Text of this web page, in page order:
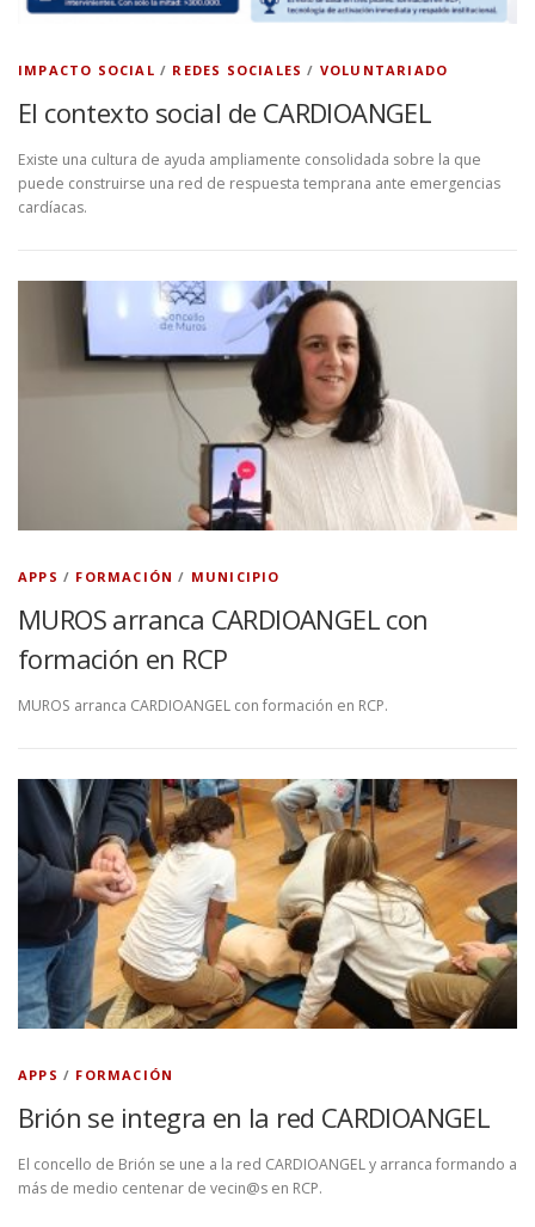
a
d
e
s
IMPACTO SOCIAL / REDES SOCIALES / VOLUNTARIADO
El contexto social de CARDIOANGEL
Existe una cultura de ayuda ampliamente consolidada sobre la que
puede construirse una red de respuesta temprana ante emergencias
cardíacas.
APPS / FORMACIÓN / MUNICIPIO
MUROS arranca CARDIOANGEL con
formación en RCP
MUROS arranca CARDIOANGEL con formación en RCP.
APPS / FORMACIÓN
Brión se integra en la red CARDIOANGEL
El concello de Brión se une a la red CARDIOANGEL y arranca formando a
más de medio centenar de vecin@s en RCP.